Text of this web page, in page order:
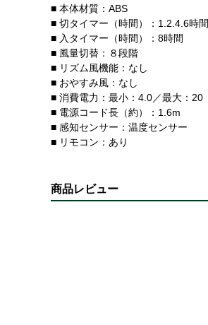
■ 本体材質：ABS
■ 切タイマー（時間）：1.2.4.6時間
■ 入タイマー（時間）：8時間
■ 風量切替：８段階
■ リズム風機能：なし
■ おやすみ風：なし
■ 消費電力：最小：4.0／最大：20
■ 電源コード長（約）：1.6m
■ 感知センサー：温度センサー
■ リモコン：あり
商品レビュー